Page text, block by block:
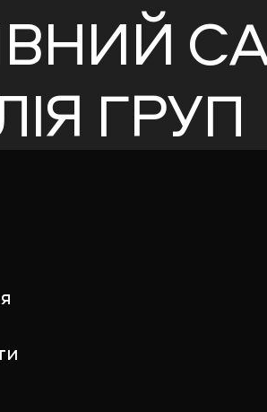
ГРУП